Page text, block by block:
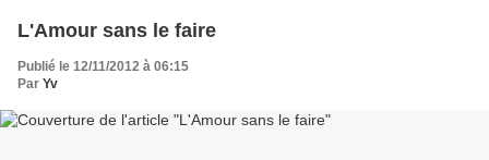
L'Amour sans le faire
Publié le 12/11/2012 à 06:15
Par Yv